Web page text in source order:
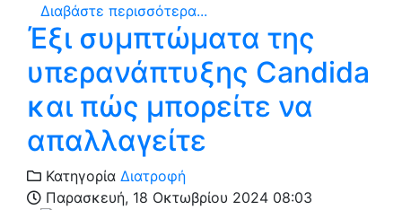
Διαβάστε περισσότερα...
Έξι συμπτώματα της
υπερανάπτυξης Candida
και πώς μπορείτε να
απαλλαγείτε
Κατηγορία Διατροφή
Παρασκευή, 18 Οκτωβρίου 2024 08:03